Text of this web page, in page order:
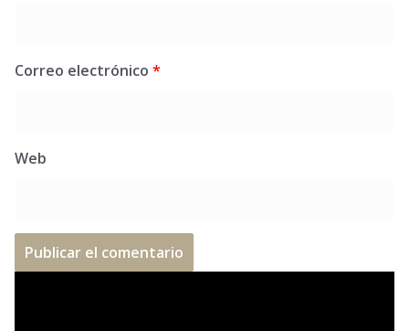
Correo electrónico *
Web